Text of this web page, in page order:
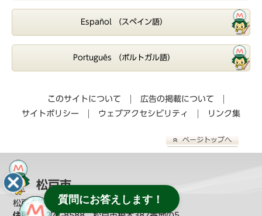
Español （スペイン語）
Português （ポルトガル語）
このサイトについて
広告の掲載について
サイトポリシー
ウェブアクセシビリティ リンク集
松戸市
松戸市役所（教育委員会へのお問い合わせ
質問にお答えします！